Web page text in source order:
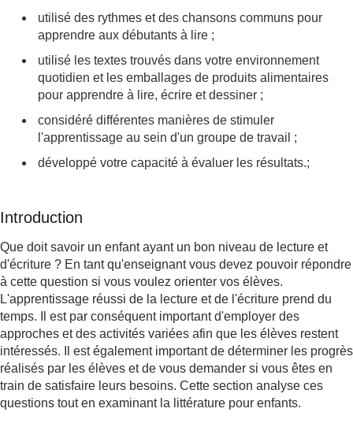
utilisé des rythmes et des chansons communs pour
apprendre aux débutants à lire ;
utilisé les textes trouvés dans votre environnement
quotidien et les emballages de produits alimentaires
pour apprendre à lire, écrire et dessiner ;
considéré différentes manières de stimuler
l'apprentissage au sein d'un groupe de travail ;
développé votre capacité à évaluer les résultats.;
Introduction
Que doit savoir un enfant ayant un bon niveau de lecture et
d'écriture ? En tant qu'enseignant vous devez pouvoir répondre
à cette question si vous voulez orienter vos élèves.
L'apprentissage réussi de la lecture et de l'écriture prend du
temps. Il est par conséquent important d'employer des
approches et des activités variées afin que les élèves restent
intéressés. Il est également important de déterminer les progrès
réalisés par les élèves et de vous demander si vous êtes en
train de satisfaire leurs besoins. Cette section analyse ces
questions tout en examinant la littérature pour enfants.